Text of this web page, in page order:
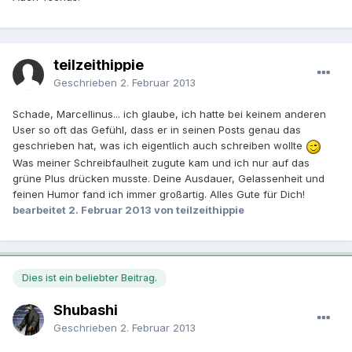
teilzeithippie
Geschrieben 2. Februar 2013
Schade, Marcellinus... ich glaube, ich hatte bei keinem anderen
User so oft das Gefühl, dass er in seinen Posts genau das
geschrieben hat, was ich eigentlich auch schreiben wollte
Was meiner Schreibfaulheit zugute kam und ich nur auf das
grüne Plus drücken musste. Deine Ausdauer, Gelassenheit und
feinen Humor fand ich immer großartig. Alles Gute für Dich!
bearbeitet 2. Februar 2013 von teilzeithippie
Dies ist ein beliebter Beitrag.
Shubashi
Geschrieben 2. Februar 2013